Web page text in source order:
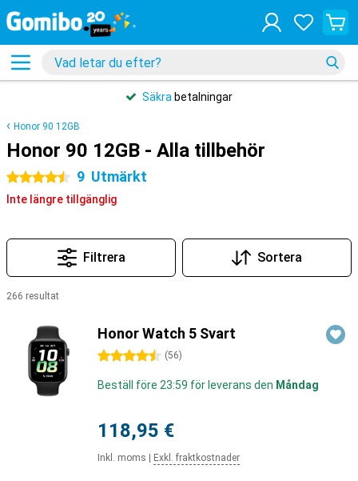
Säkra betalningar
Honor 90 12GB
Honor 90 12GB - Alla tillbehör
4.5 stjärnor 9 Utmärkt
Inte längre tillgänglig
Filtrera Sortera
266 resultat
Honor Watch 5 Svart
4.5 stjärnor (56)
Beställ före 23:59 för leverans den Måndag
118,95 €
Inkl. moms Exkl. fraktkostnader